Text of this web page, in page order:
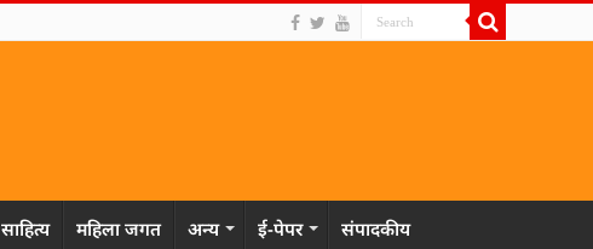
साहित्य महिला जगत अन्य ई-पेपर संपादकीय